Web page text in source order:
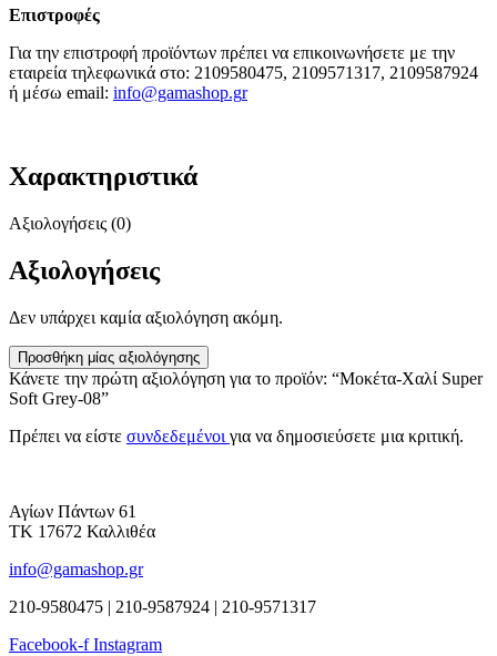
Επιστροφές
Για την επιστροφή προϊόντων πρέπει να επικοινωνήσετε με την
εταιρεία τηλεφωνικά στο: 2109580475, 2109571317, 2109587924
ή μέσω email: info@gamashop.gr
Χαρακτηριστικά
Αξιολογήσεις (0)
Αξιολογήσεις
Δεν υπάρχει καμία αξιολόγηση ακόμη.
Προσθήκη μίας αξιολόγησης
Κάνετε την πρώτη αξιολόγηση για το προϊόν: “Μοκέτα-Χαλί Super
Soft Grey-08”
Πρέπει να είστε συνδεδεμένοι για να δημοσιεύσετε μια κριτική.
Αγίων Πάντων 61
ΤΚ 17672 Καλλιθέα
info@gamashop.gr
210-9580475 | 210-9587924 | 210-9571317
Facebook-f Instagram